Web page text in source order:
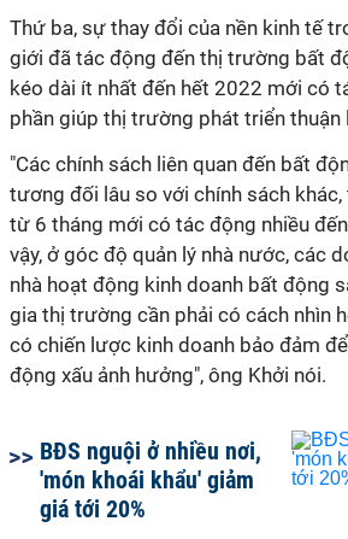
Thứ ba, sự thay đổi của nền kinh tế
giới đã tác động đến thị trường bất
kéo dài ít nhất đến hết 2022 mới có
phần giúp thị trường phát triển thuận
"Các chính sách liên quan đến bất
tương đối lâu so với chính sách
từ 6 tháng mới có tác động nhiều
vậy, ở góc độ quản lý nhà nước, các
nhà hoạt động kinh doanh bất động
gia thị trường cần phải có cách nhìn
có chiến lược kinh doanh bảo đảm
động xấu ảnh hưởng", ông Khởi nói.
BĐS nguội ở nhiều nơi,
'món khoái khẩu' giảm
giá tới 20%